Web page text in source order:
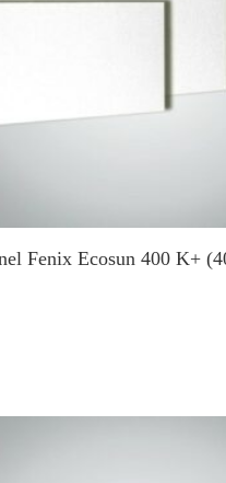
Fenix Ecosun 400 K+